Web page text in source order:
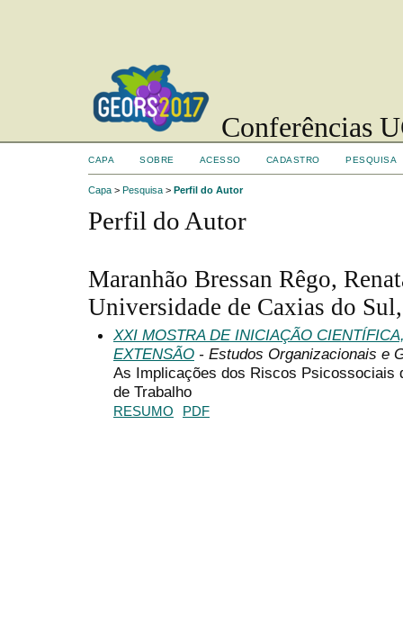
Conferências
CAPA SOBRE ACESSO CADASTRO PESQUISA
Capa > Pesquisa > Perfil do Autor
Perfil do Autor
Maranhão Bressan Rêgo,
Universidade de Caxias do
XXI MOSTRA DE INICIAÇÃO
EXTENSÃO - Estudos Organizacionais e
As Implicações dos Riscos Psicossociais
de Trabalho
RESUMO PDF